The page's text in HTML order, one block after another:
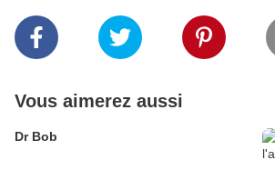
Vous aimerez aussi
Dr Bob